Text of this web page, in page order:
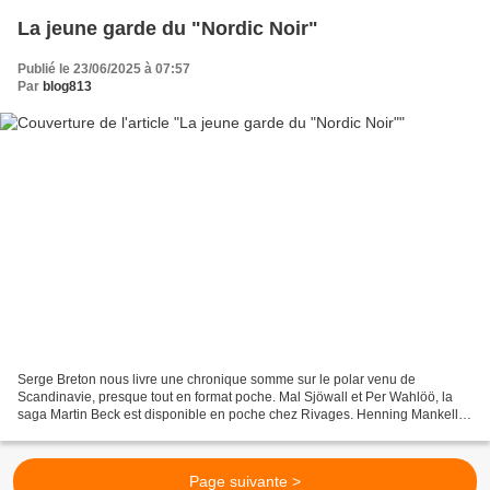
La jeune garde du "Nordic Noir"
Publié le 23/06/2025 à 07:57
Par blog813
Serge Breton nous livre une chronique somme sur le polar venu de
Scandinavie, presque tout en format poche. Mal Sjöwall et Per Wahlöö, la
saga Martin Beck est disponible en poche chez Rivages. Henning Mankell,
Page suivante >